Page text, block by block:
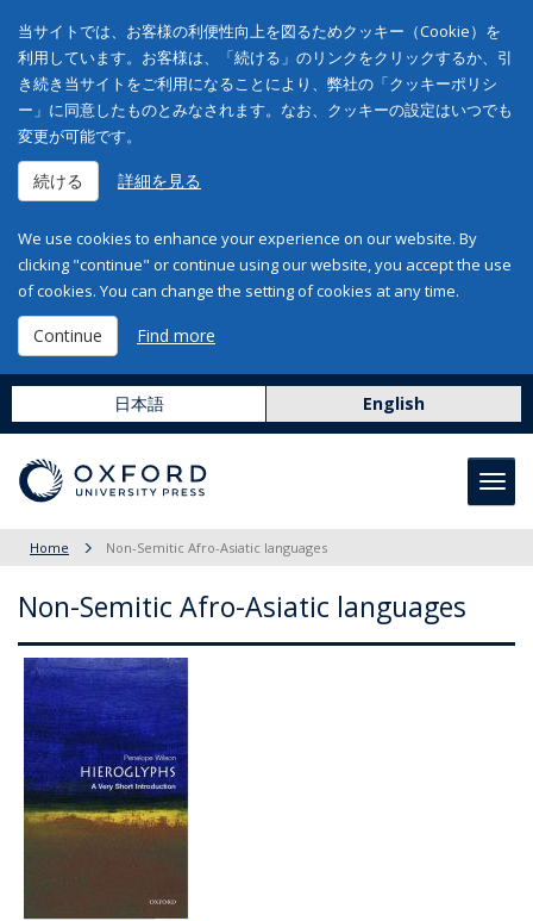
当サイトでは、お客様の利便性向上を図るためクッキー（Cookie）を
利用しています。お客様は、「続ける」のリンクをクリックするか、引
き続き当サイトをご利用になることにより、弊社の「クッキーポリシ
ー」に同意したものとみなされます。なお、クッキーの設定はいつでも
変更が可能です。
続ける 詳細を見る
We use cookies to enhance your experience on our website. By
clicking "continue" or continue using our website, you accept the use
of cookies. You can change the setting of cookies at any time.
Continue Find more
日本語 English
Home Non-Semitic Afro-Asiatic languages
Non-Semitic Afro-Asiatic languages